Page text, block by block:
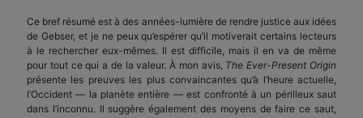
Ce bref résumé est à des années-lumière de rendre justice aux idées
de Gebser, et je ne peux qu’espérer qu’il motiverait certains lecteurs
à le rechercher eux-mêmes. Il est difficile, mais il en va de même
pour tout ce qui a de la valeur. À mon avis, The Ever-Present Origin
présente les preuves les plus convaincantes qu’à l’heure actuelle,
l’Occident — la planète entière — est confronté à un périlleux saut
dans l’inconnu. Il suggère également des moyens de faire ce saut,